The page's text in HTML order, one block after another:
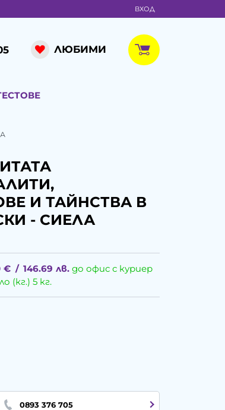
ВХОД
ЛЮБИМИ
И ТАЙНСТВА В
- СИЕЛА
€ / 146.69 лв. до офис с куриер
(кг.) 5 кг.
0893 376 705